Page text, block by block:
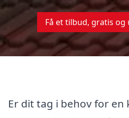
Få et tilbud, gratis
Er dit tag i behov for